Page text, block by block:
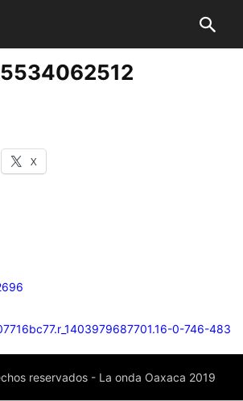
X
reservados - La onda Oaxaca 2019